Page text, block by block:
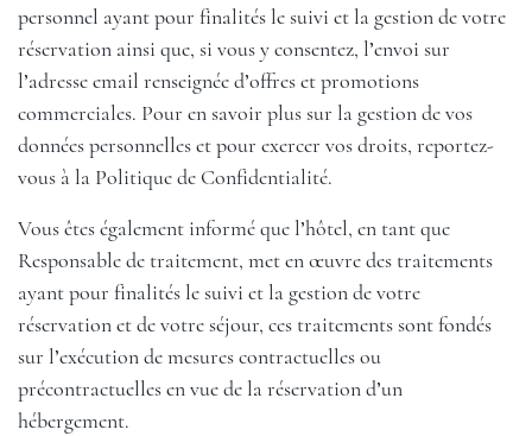
personnel ayant pour finalités le suivi et la gestion de votre
réservation ainsi que, si vous y consentez, l’envoi sur
l’adresse email renseignée d’offres et promotions
commerciales. Pour en savoir plus sur la gestion de vos
données personnelles et pour exercer vos droits, reportez-
vous à la Politique de Confidentialité.
Vous êtes également informé que l’hôtel, en tant que
Responsable de traitement, met en œuvre des traitements
ayant pour finalités le suivi et la gestion de votre
réservation et de votre séjour, ces traitements sont fondés
sur l’exécution de mesures contractuelles ou
précontractuelles en vue de la réservation d’un
hébergement.